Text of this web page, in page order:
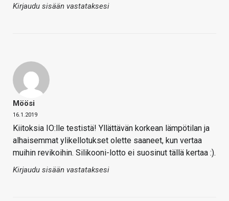
Kirjaudu sisään vastataksesi
Möösi
16.1.2019
Kiitoksia IO:lle testistä! Yllättävän korkean lämpötilan ja
alhaisemmat ylikellotukset olette saaneet, kun vertaa
muihin revikoihin. Silikooni-lotto ei suosinut tällä kertaa :).
Kirjaudu sisään vastataksesi